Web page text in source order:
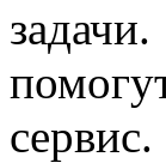
сервис.